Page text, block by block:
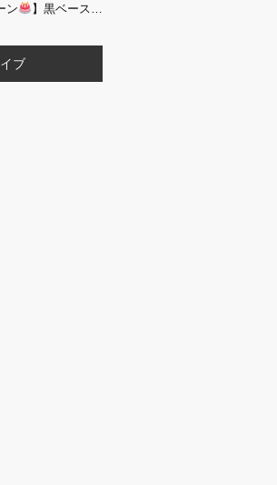
ン 】黒ベース×ヒョウ柄がおしゃれ
ブ